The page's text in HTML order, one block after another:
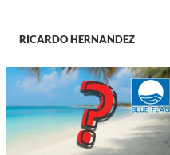
RICARDO HERNANDEZ